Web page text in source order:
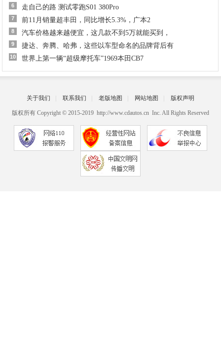
6 走自己的路 测试零跑S01 380Pro
7 前11月销量超丰田，同比增长5.3%，广本2
8 汽车价格越来越便宜，这几款不到5万就能买到，
9 捷达、奔腾、哈弗，这些以车型命名的品牌背后有
10 世界上第一辆“超级摩托车”1969本田CB7
关于我们 联系我们 老版地图 网站地图 版权声明
版权所有 Copyright © 2015-2019 http://www.cdautos.cn Inc. All Rights Reserved